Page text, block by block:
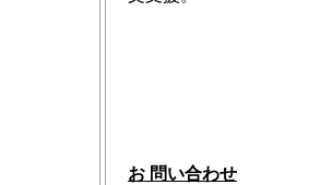
お 問い合わせ